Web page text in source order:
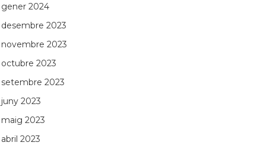
gener 2024
desembre 2023
novembre 2023
octubre 2023
setembre 2023
juny 2023
maig 2023
abril 2023